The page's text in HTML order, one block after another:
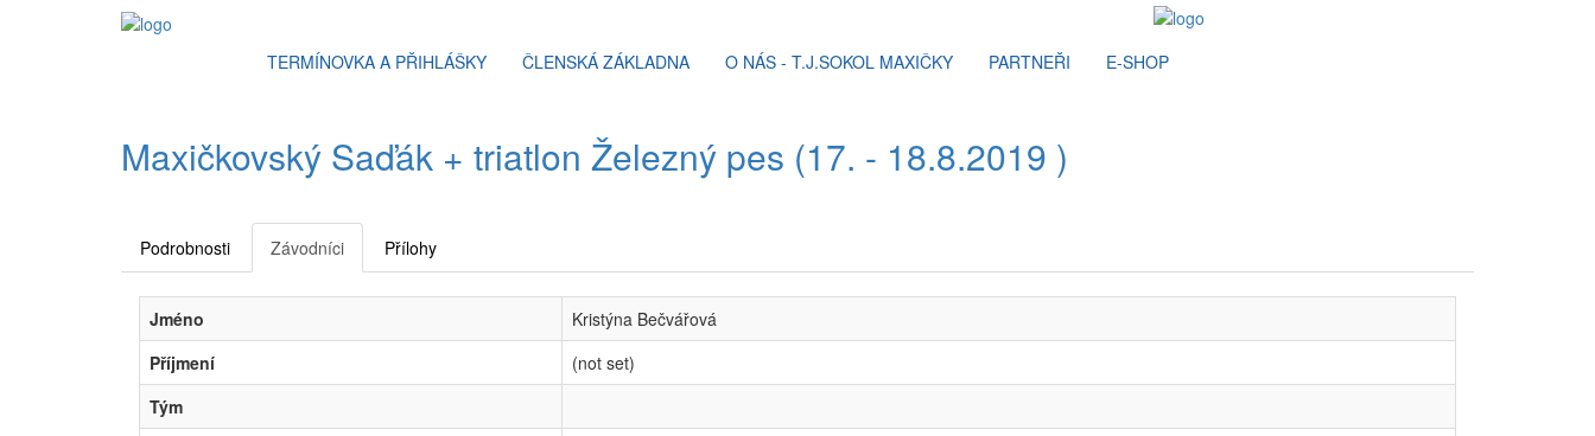
TERMÍNOVKA A PŘIHLÁŠKY ČLENSKÁ ZÁKLADNA O NÁS - T.J.SOKOL MAXIČKY PARTNEŘI E-SHOP
Maxičkovský Saďák + triatlon Železný pes (17. - 18.8.2019 )
Podrobnosti Závodníci Přílohy
Jméno
Kristýna Bečvářová
Příjmení
(not set)
Tým